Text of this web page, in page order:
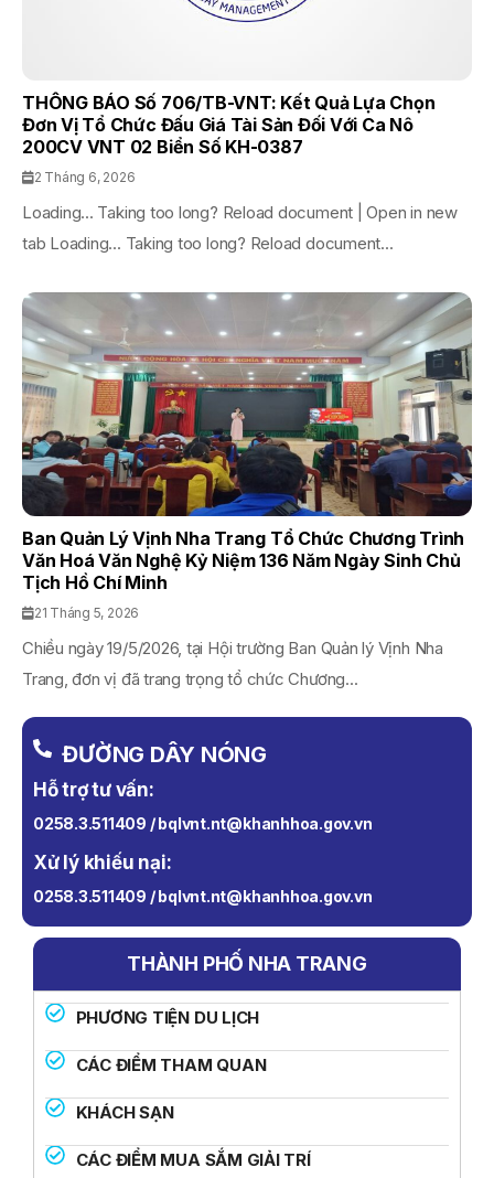
THÔNG BÁO Số 706/TB-VNT: Kết Quả Lựa Chọn
Đơn Vị Tổ Chức Đấu Giá Tài Sản Đối Với Ca Nô
200CV VNT 02 Biển Số KH-0387
2 Tháng 6, 2026
Loading... Taking too long? Reload document | Open in new
tab Loading... Taking too long? Reload document...
Ban Quản Lý Vịnh Nha Trang Tổ Chức Chương Trình
Văn Hoá Văn Nghệ Kỷ Niệm 136 Năm Ngày Sinh Chủ
Tịch Hồ Chí Minh
21 Tháng 5, 2026
Chiều ngày 19/5/2026, tại Hội trường Ban Quản lý Vịnh Nha
Trang, đơn vị đã trang trọng tổ chức Chương...
ĐƯỜNG DÂY NÓNG
Hỗ trợ tư vấn:
0258.3.511409 / bqlvnt.nt@khanhhoa.gov.vn
Xử lý khiếu nại:
0258.3.511409 / bqlvnt.nt@khanhhoa.gov.vn
THÀNH PHỐ NHA TRANG
PHƯƠNG TIỆN DU LỊCH
CÁC ĐIỂM THAM QUAN
KHÁCH SẠN
CÁC ĐIỂM MUA SẮM GIẢI TRÍ